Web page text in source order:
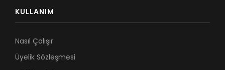
KULLANIM
Nasıl Çalışır
Üyelik Sözleşmesi